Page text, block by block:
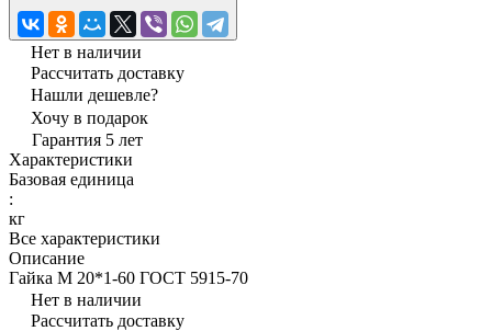
Нет в наличии
Рассчитать доставку
Нашли дешевле?
Хочу в подарок
Гарантия 5 лет
Характеристики
Базовая единица
:
кг
Все характеристики
Описание
Гайка М 20*1-60 ГОСТ 5915-70
Нет в наличии
Рассчитать доставку